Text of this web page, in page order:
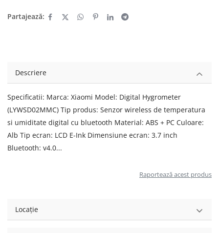
Partajează:
Descriere
Specificatii: Marca: Xiaomi Model: Digital Hygrometer
(LYWSD02MMC) Tip produs: Senzor wireless de temperatura
si umiditate digital cu bluetooth Material: ABS + PC Culoare:
Alb Tip ecran: LCD E-Ink Dimensiune ecran: 3.7 inch
Bluetooth: v4.0...
Raportează acest produs
Locație